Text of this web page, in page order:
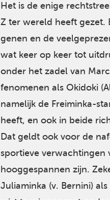
Het is de enige
Z ter wereld heeft gezet.
genen en de
wat keer op keer tot
onder het zadel van
fenomenen als Okidoki
namelijk de Freiminka-
heeft, en ook in beide
Dat geldt ook voor de
sportieve verwachtingen
hooggespannen zijn.
Juliaminka (v. Bernini)